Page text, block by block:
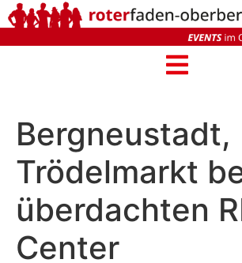
Bergneustadt,
Trödelmarkt
überdachten
Center